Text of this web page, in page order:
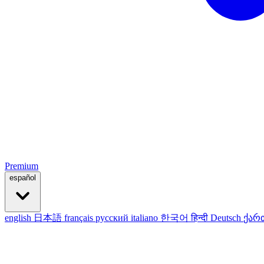
Premium
español
english 日本語 français русский italiano 한국어हिन्दी Deutsch